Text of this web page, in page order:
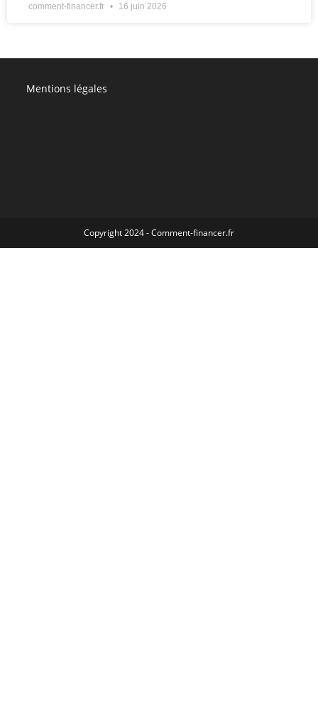
comment-financer.fr 16 juin 2026
Mentions légales
Copyright 2024 - Comment-financer.fr